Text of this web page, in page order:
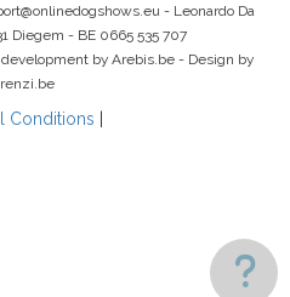
- Leonardo Da
Diegem - BE 0665 535 707
by Arebis.be - Design by
Conditions